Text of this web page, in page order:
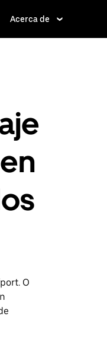
Acerca de
O